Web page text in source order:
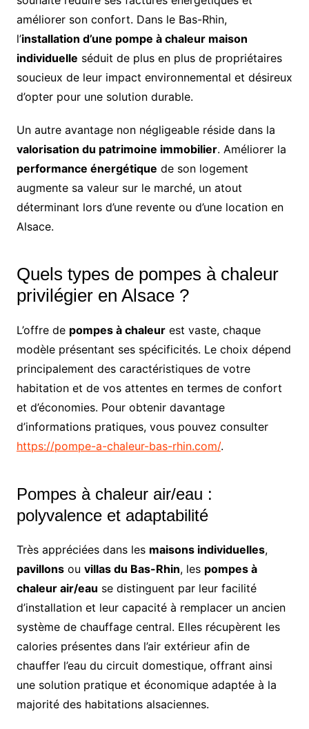
améliorer son confort. Dans le Bas-Rhin,
l’installation d’une pompe à chaleur maison
individuelle séduit de plus en plus de propriétaires
soucieux de leur impact environnemental et désireux
d’opter pour une solution durable.
Un autre avantage non négligeable réside dans la
valorisation du patrimoine immobilier. Améliorer la
performance énergétique de son logement
augmente sa valeur sur le marché, un atout
déterminant lors d’une revente ou d’une location en
Alsace.
Quels types de pompes à chaleur
privilégier en Alsace ?
L’offre de pompes à chaleurest vaste, chaque
modèle présentant ses spécificités. Le choix dépend
principalement des caractéristiques de votre
habitation et de vos attentes en termes de confort
et d’économies. Pour obtenir davantage
d’informations pratiques, vous pouvez consulter
https://pompe-a-chaleur-bas-rhin.com/.
Pompes à chaleur air/eau :
polyvalence et adaptabilité
Très appréciées dans les maisons individuelles,
pavillonsou villas du Bas-Rhin, les pompes à
chaleur air/eau se distinguent par leur facilité
d’installation et leur capacité à remplacer un ancien
système de chauffage central. Elles récupèrent les
calories présentes dans l’air extérieur afin de
chauffer l’eau du circuit domestique, offrant ainsi
une solution pratique et économique adaptée à la
majorité des habitations alsaciennes.